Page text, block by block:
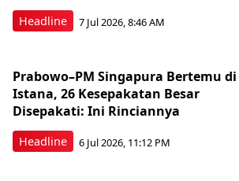
Headline 7 Jul 2026, 8:46 AM
Headline
Prabowo–PM Singapura Bertemu di
Istana, 26 Kesepakatan Besar
Disepakati: Ini Rinciannya
6 Jul 2026, 11:12 PM